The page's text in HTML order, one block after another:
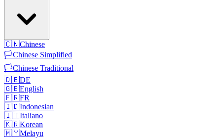
🇨🇳Chinese
🏳️Chinese Simplified
🏳️Chinese Traditional
🇩🇪DE
🇬🇧English
🇫🇷FR
🇮🇩Indonesian
🇮🇹Italiano
🇰🇷Korean
🇲🇾Melayu